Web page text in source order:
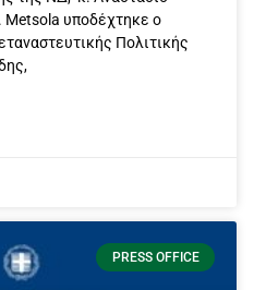
Metsola υποδέχτηκε ο
Πολιτικής
PRESS OFFICE